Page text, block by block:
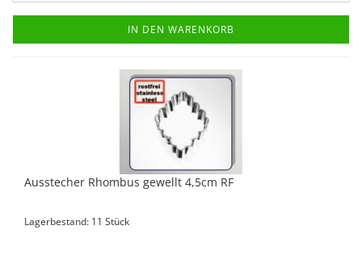
IN DEN WARENKORB
Ausstecher Rhombus gewellt 4,5cm RF
Lagerbestand: 11 Stück